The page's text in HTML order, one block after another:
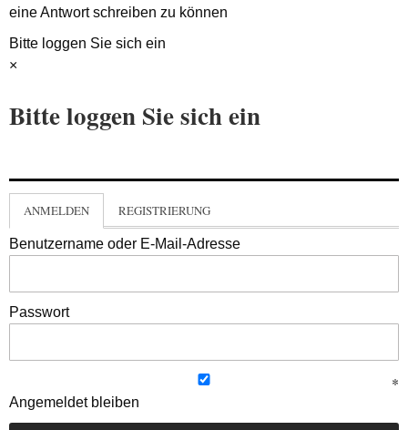
eine Antwort schreiben zu können
Bitte loggen Sie sich ein
×
Bitte loggen Sie sich ein
ANMELDEN REGISTRIERUNG
Benutzername oder E-Mail-Adresse
Passwort
Angemeldet bleiben